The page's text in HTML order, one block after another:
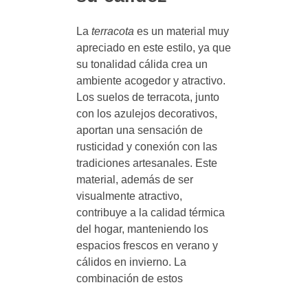
La terracota es un material muy
apreciado en este estilo, ya que
su tonalidad cálida crea un
ambiente acogedor y atractivo.
Los suelos de terracota, junto
con los azulejos decorativos,
aportan una sensación de
rusticidad y conexión con las
tradiciones artesanales. Este
material, además de ser
visualmente atractivo,
contribuye a la calidad térmica
del hogar, manteniendo los
espacios frescos en verano y
cálidos en invierno. La
combinación de estos